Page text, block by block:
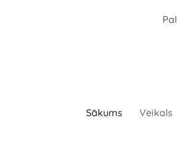
Sākums Veikals